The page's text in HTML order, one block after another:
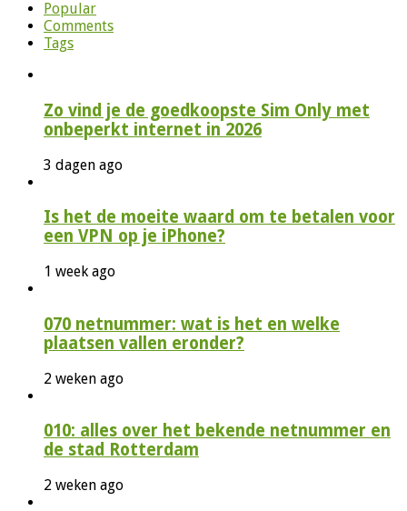
Popular
Comments
Tags
Zo vind je de goedkoopste Sim Only met
onbeperkt internet in 2026
3 dagen ago
Is het de moeite waard om te betalen voor
een VPN op je iPhone?
1 week ago
070 netnummer: wat is het en welke
plaatsen vallen eronder?
2 weken ago
010: alles over het bekende netnummer en
de stad Rotterdam
2 weken ago